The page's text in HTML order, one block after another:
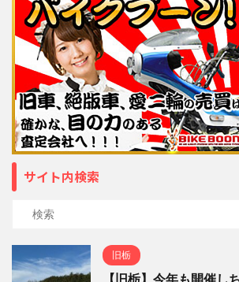
サイト内検索
旧栃